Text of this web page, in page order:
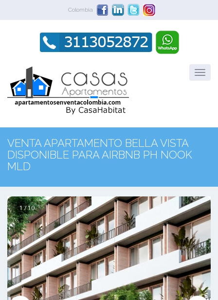
Colombia
VENTA APARTAMENTO BELLA VISTA
DISPONIBLE PARA AIRBNB PH NOOK
MLD
1 / 10